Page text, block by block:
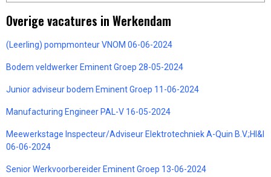
Overige vacatures in Werkendam
(Leerling) pompmonteur VNOM 06-06-2024
Bodem veldwerker Eminent Groep 28-05-2024
Junior adviseur bodem Eminent Groep 11-06-2024
Manufacturing Engineer PAL-V 16-05-2024
Meewerkstage Inspecteur/Adviseur Elektrotechniek A-Quin B.V.;HI&I
06-06-2024
Senior Werkvoorbereider Eminent Groep 13-06-2024